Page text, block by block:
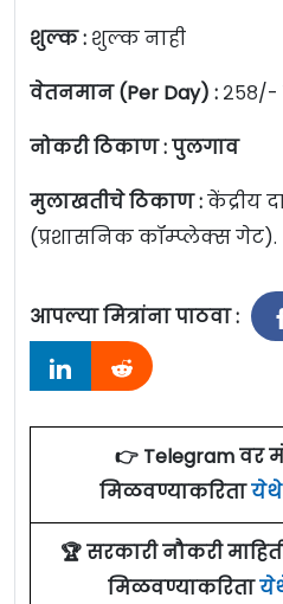
शुल्क : शुल्क नाही
वेतनमान (Per Day) :
नोकरी ठिकाण : पुलगाव
मुलाखतीचे ठिकाण :केंद्रीय
(प्रशासनिक कॉम्प्लेक्स गेट).
आपल्या मित्रांना पाठवा :
👉 Telegram वर
मिळवण्याकरिता
🏆 सरकारी नौकरी
मिळवण्याकरिता